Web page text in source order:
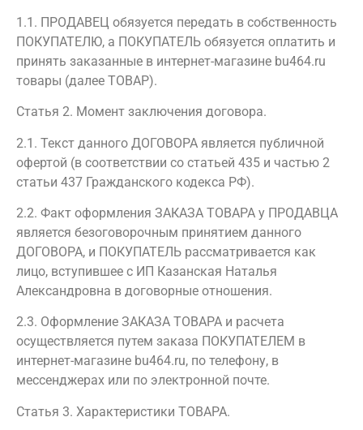
1.1. ПРОДАВЕЦ обязуется передать в собственность
ПОКУПАТЕЛЮ, а ПОКУПАТЕЛЬ обязуется оплатить и
принять заказанные в интернет-магазине bu464.ru
товары (далее ТОВАР).
Статья 2. Момент заключения договора.
2.1. Текст данного ДОГОВОРА является публичной
офертой (в соответствии со статьей 435 и частью 2
статьи 437 Гражданского кодекса РФ).
2.2. Факт оформления ЗАКАЗА ТОВАРА у ПРОДАВЦА
является безоговорочным принятием данного
ДОГОВОРА, и ПОКУПАТЕЛЬ рассматривается как
лицо, вступившее с ИП Казанская Наталья
Александровна в договорные отношения.
2.3. Оформление ЗАКАЗА ТОВАРА и расчета
осуществляется путем заказа ПОКУПАТЕЛЕМ в
интернет-магазине bu464.ru, по телефону, в
мессенджерах или по электронной почте.
Статья 3. Характеристики ТОВАРА.